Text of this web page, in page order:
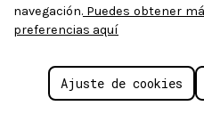
navegación. Puedes obtener
preferencias aquí
Ajuste de cookies
Algunos derechos reservados.
Políticas de cookies
Configurar cookies